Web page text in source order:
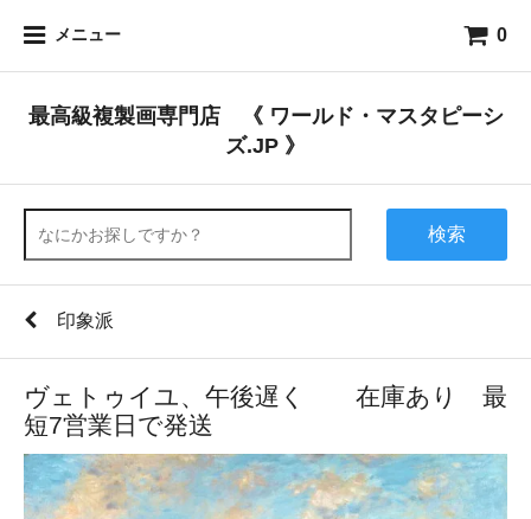
メニュー 0
最高級複製画専門店 《 ワールド・マスタピーシ
ズ.JP 》
検索
印象派
ヴェトゥイユ、午後遅く 在庫あり 最
短7営業日で発送